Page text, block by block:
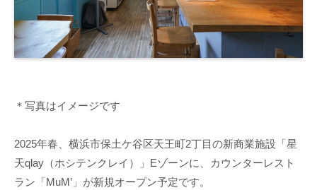
＊写真はイメージです
2025年春、横浜市保土ケ谷区天王町2丁目の新商業施設「星
天qlay（ホシテンクレイ）」Eゾーンに、カウンターレスト
ラン「MuM’」が新規オープン予定です。